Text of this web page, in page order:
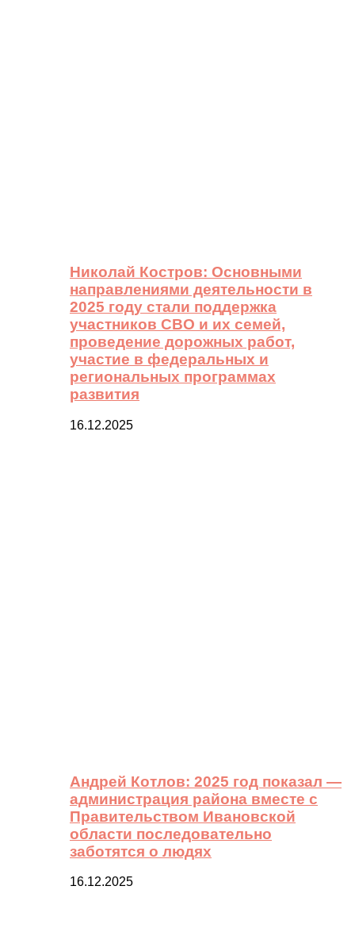
Николай Костров: Основными
направлениями деятельности в
2025 году стали поддержка
участников СВО и их семей,
проведение дорожных работ,
участие в федеральных и
региональных программах
развития
16.12.2025
Андрей Котлов: 2025 год показал —
администрация района вместе с
Правительством Ивановской
области последовательно
заботятся о людях
16.12.2025